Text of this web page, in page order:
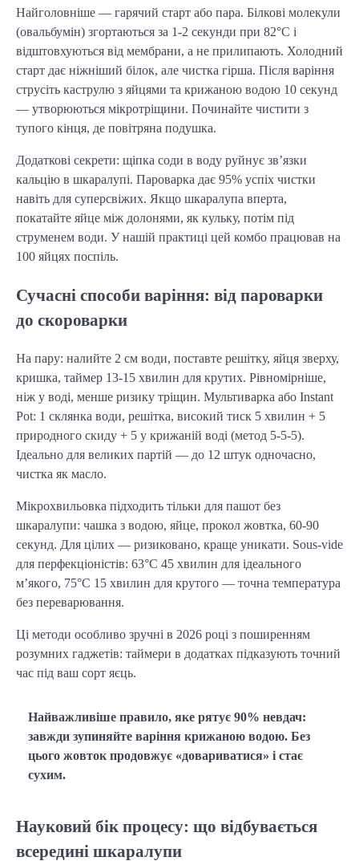
Найголовніше — гарячий старт або пара. Білкові молекули
(овальбумін) згортаються за 1-2 секунди при 82°C і
відштовхуються від мембрани, а не прилипають. Холодний
старт дає ніжніший білок, але чистка гірша. Після варіння
струсіть каструлю з яйцями та крижаною водою 10 секунд
— утворюються мікротріщини. Починайте чистити з
тупого кінця, де повітряна подушка.
Додаткові секрети: щіпка соди в воду руйнує зв’язки
кальцію в шкаралупі. Пароварка дає 95% успіх чистки
навіть для суперсвіжих. Якщо шкаралупа вперта,
покатайте яйце між долонями, як кульку, потім під
струменем води. У нашій практиці цей комбо працював на
100 яйцях поспіль.
Сучасні способи варіння: від пароварки
до скороварки
На пару: налийте 2 см води, поставте решітку, яйця зверху,
кришка, таймер 13-15 хвилин для крутих. Рівномірніше,
ніж у воді, менше ризику тріщин. Мультиварка або Instant
Pot: 1 склянка води, решітка, високий тиск 5 хвилин + 5
природного скиду + 5 у крижаній воді (метод 5-5-5).
Ідеально для великих партій — до 12 штук одночасно,
чистка як масло.
Мікрохвильовка підходить тільки для пашот без
шкаралупи: чашка з водою, яйце, прокол жовтка, 60-90
секунд. Для цілих — ризиковано, краще уникати. Sous-vide
для перфекціоністів: 63°C 45 хвилин для ідеального
м’якого, 75°C 15 хвилин для крутого — точна температура
без переварювання.
Ці методи особливо зручні в 2026 році з поширенням
розумних гаджетів: таймери в додатках підказують точний
час під ваш сорт яєць.
Найважливіше правило, яке рятує 90% невдач:
завжди зупиняйте варіння крижаною водою. Без
цього жовток продовжує «довариватися» і стає
сухим.
Науковий бік процесу: що відбувається
всередині шкаралупи